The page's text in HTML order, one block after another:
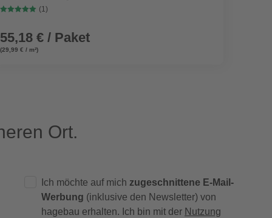
(1)
55,18 € / Paket
(29,99 € / m²)
Ort.
Ich möchte auf mich zugeschnittene E-Mail-
Werbung (inklusive den Newsletter) von
hagebau erhalten. Ich bin mit der Nutzung